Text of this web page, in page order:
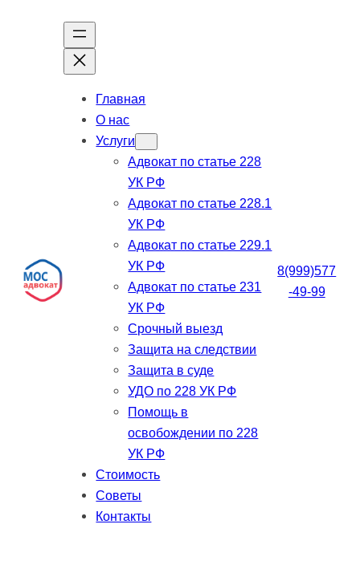
содержимому
Главная
О нас
Услуги
Адвокат по статье 228
УК РФ
Адвокат по статье 228.1
УК РФ
Адвокат по статье 229.1
УК РФ
Адвокат по статье 231
УК РФ
Срочный выезд
Защита на следствии
Защита в суде
УДО по 228 УК РФ
Помощь в
освобождении по 228
УК РФ
Стоимость
Советы
Контакты
8(999)577
-49-99